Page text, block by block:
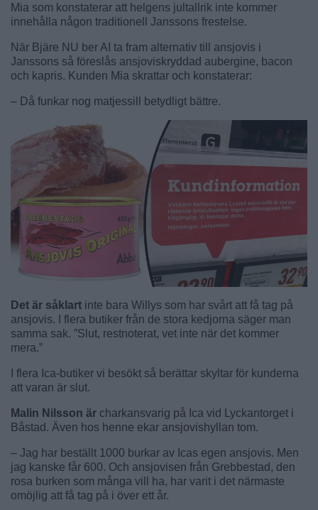
Mia som konstaterar att helgens jultallrik inte kommer
innehålla någon traditionell Janssons frestelse.
När Bjäre NU ber AI ta fram alternativ till ansjovis i
Janssons så föreslås ansjoviskryddad aubergine, bacon
och kapris. Kunden Mia skrattar och konstaterar:
– Då funkar nog matjessill betydligt bättre.
Det är såklart inte bara Willys som har svårt att få tag på
ansjovis. I flera butiker från de stora kedjorna säger man
samma sak. ”Slut, restnoterat, vet inte när det kommer
mera.”
I flera Ica-butiker vi besökt så berättar skyltar för kunderna
att varan är slut.
Malin Nilsson är charkansvarig på Ica vid Lyckantorget i
Båstad. Även hos henne ekar ansjovishyllan tom.
– Jag har beställt 1000 burkar av Icas egen ansjovis. Men
jag kanske får 600. Och ansjovisen från Grebbestad, den
rosa burken som många vill ha, har varit i det närmaste
omöjlig att få tag på i över ett år.